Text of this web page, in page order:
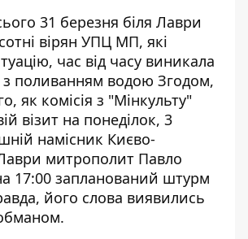
31 березня біля Лаври
вірян УПЦ МП, які
час від часу виникала
поливанням водою Згодом,
як комісія з "Мінкульту"
візит на понеділок, 3
намісник Києво-
митрополит Павло
17:00 запланований штурм
його слова виявились